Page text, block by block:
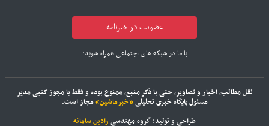
عضویت در خبرنامه
با ما در شبکه های اجتماعی همراه شوید:
نقل مطالب، اخبار و تصاویر، حتی با ذکر منبع، ممنوع بوده و فقط با مجوز کتبی مدیر
مسئول پایگاه خبری تحلیلی «خبرماشین»مجاز است.
طراحی و تولید: گروه مهندسی رادین سامانه